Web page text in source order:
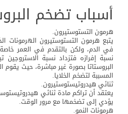
أسباب تضخم
هرمون التستوستيرون.
يتبع هرمون التستوستيرون الهرمونات
في الدم، ولكن بالتقدم في العمر
نسبة إفرازه فتزداد نسبة
البروستاتا بصورة غير مباشرة، حيث
المسببة لتضخم الخلايا.
ثنائي هيدروتيستوستيرون.
يعتقد أن تراكم مادة ثنائي
يؤدي إلى تضخمها مع مرور الوقت.
هرمونات النمو.